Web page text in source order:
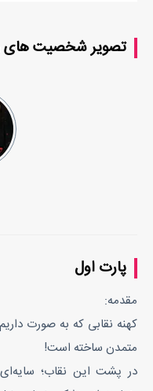
تصویر شخصیت های
پارت اول
مقدمه:
کهنه نقابی که به صورت
متمدن ساخته است!
در پشت این نقاب؛